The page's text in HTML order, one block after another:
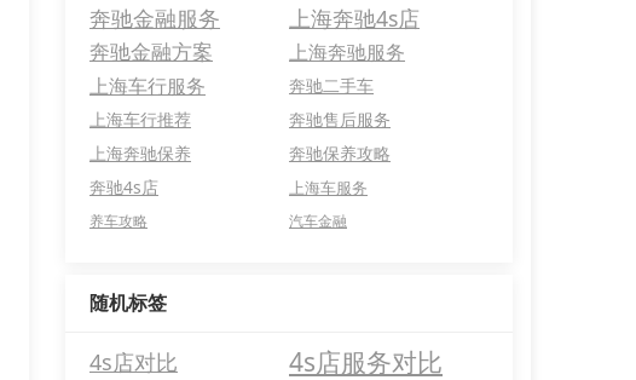
奔驰金融服务
上海奔驰4s店
奔驰金融方案
上海奔驰服务
上海车行服务
奔驰二手车
上海车行推荐
奔驰售后服务
上海奔驰保养
奔驰保养攻略
奔驰4s店
上海车服务
养车攻略 汽车金融
随机标签
4s店对比 4s店服务对比